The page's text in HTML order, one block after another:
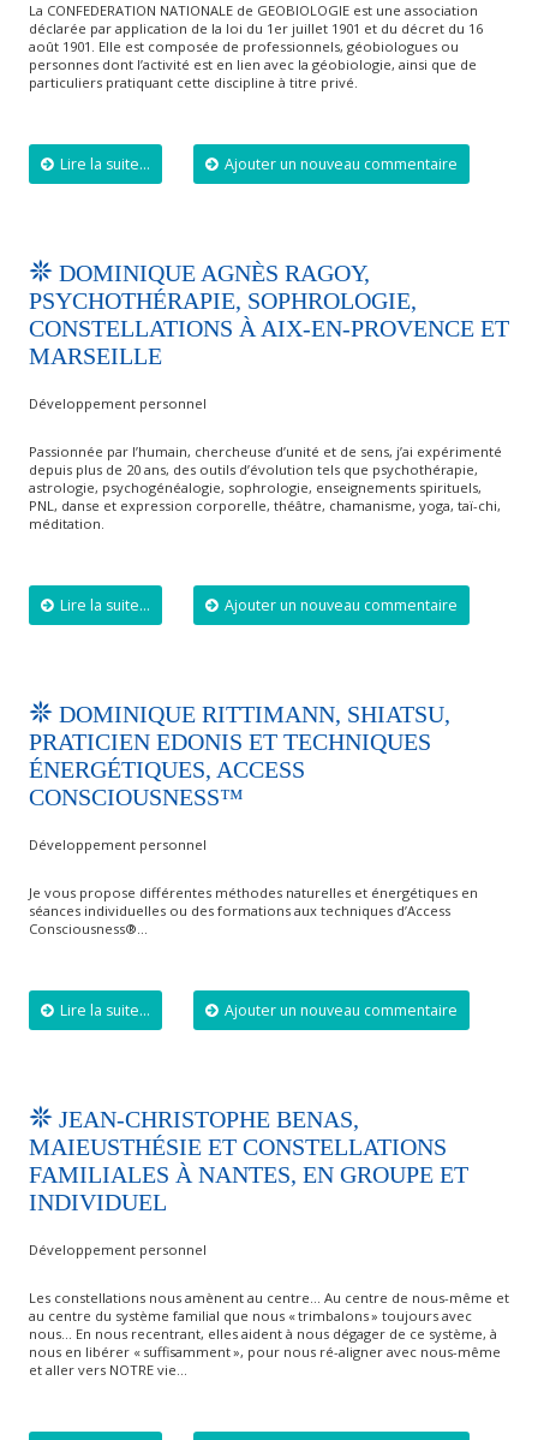
La CONFEDERATION NATIONALE de GEOBIOLOGIE est une association
déclarée par application de la loi du 1er juillet 1901 et du décret du 16
août 1901. Elle est composée de professionnels, géobiologues ou
personnes dont l’activité est en lien avec la géobiologie, ainsi que de
particuliers pratiquant cette discipline à titre privé.
Lire la suite... Ajouter un nouveau commentaire
DOMINIQUE AGNÈS RAGOY,
PSYCHOTHÉRAPIE, SOPHROLOGIE,
CONSTELLATIONS À AIX-EN-PROVENCE ET
MARSEILLE
Développement personnel
Passionnée par l’humain, chercheuse d’unité et de sens, j’ai expérimenté
depuis plus de 20 ans, des outils d’évolution tels que psychothérapie,
astrologie, psychogénéalogie, sophrologie, enseignements spirituels,
PNL, danse et expression corporelle, théâtre, chamanisme, yoga, taï-chi,
méditation.
Lire la suite... Ajouter un nouveau commentaire
DOMINIQUE RITTIMANN, SHIATSU,
PRATICIEN EDONIS ET TECHNIQUES
ÉNERGÉTIQUES, ACCESS
CONSCIOUSNESS™
Développement personnel
Je vous propose différentes méthodes naturelles et énergétiques en
séances individuelles ou des formations aux techniques d’Access
Consciousness®…
Lire la suite... Ajouter un nouveau commentaire
JEAN-CHRISTOPHE BENAS,
MAIEUSTHÉSIE ET CONSTELLATIONS
FAMILIALES À NANTES, EN GROUPE ET
INDIVIDUEL
Développement personnel
Les constellations nous amènent au centre… Au centre de nous-même et
au centre du système familial que nous « trimbalons » toujours avec
nous… En nous recentrant, elles aident à nous dégager de ce système, à
nous en libérer « suffisamment », pour nous ré-aligner avec nous-même
et aller vers NOTRE vie…